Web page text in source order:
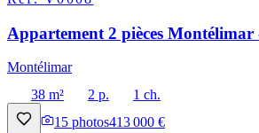
Appartement 2 pièces Montélimar
Montélimar
38 m²
2 p.
1 ch.
15 photos413 000 €